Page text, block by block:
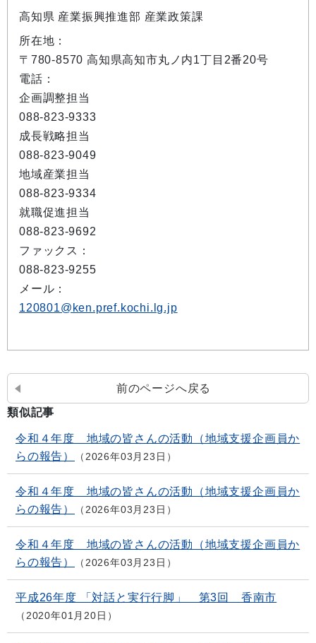
高知県 産業振興推進部 産業政策課
所在地：
〒780-8570 高知県高知市丸ノ内1丁目2番20号
電話：
企画調整担当
088-823-9333
成長戦略担当
088-823-9049
地域産業担当
088-823-9334
就職促進担当
088-823-9692
ファックス：
088-823-9255
メール：
120801@ken.pref.kochi.lg.jp
前のページへ戻る
類似記事
令和４年度 地域の皆さんの活動（地域支援企画員か
らの報告）
2026年03月23日
令和４年度 地域の皆さんの活動（地域支援企画員か
らの報告）
2026年03月23日
令和４年度 地域の皆さんの活動（地域支援企画員か
らの報告）
2026年03月23日
平成26年度 「対話と実行行脚」 第3回 香南市
2020年01月20日